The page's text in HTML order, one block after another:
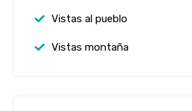
Vistas al pueblo
Vistas montaña